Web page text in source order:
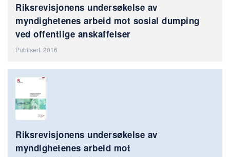
Riksrevisjonens undersøkelse av
myndighetenes arbeid mot sosial dumping
ved offentlige anskaffelser
Publisert: 2016
Riksrevisjonens undersøkelse av
myndighetenes arbeid mot